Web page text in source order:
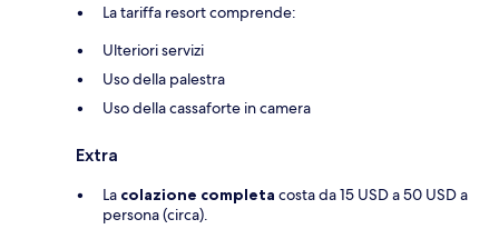
La tariffa resort comprende:
Ulteriori servizi
Uso della palestra
Uso della cassaforte in camera
Extra
La colazione completa costa da 15 USD a 50 USD a
persona (circa).